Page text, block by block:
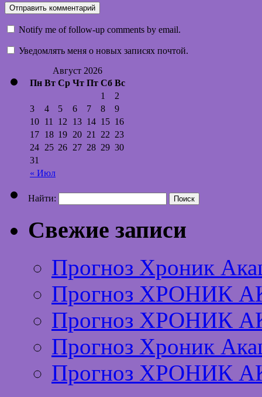
Notify me of follow-up comments by email.
Уведомлять меня о новых записях почтой.
Август 2026
Пн Вт Ср Чт Пт Сб Вс
« Июл
1
2
3
4 5 6 7 8
9
10 11 12 13 14 15 16
17 18 19 20 21 22 23
24 25 26 27 28 29 30
31
Найти:
Свежие записи
Прогноз Хроник
Прогноз ХРОНИК
Прогноз ХРОНИК
Прогноз Хроник
Прогноз ХРОНИК